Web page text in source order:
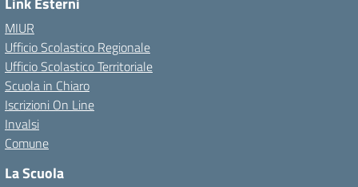
MIUR
Ufficio Scolastico Regionale
Ufficio Scolastico Territoriale
Scuola in Chiaro
Iscrizioni On Line
Invalsi
Comune
La Scuola